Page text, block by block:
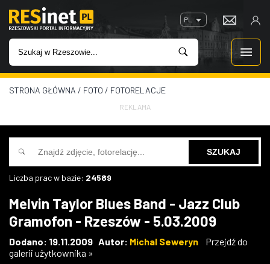
PL
WIADOMOŚCI
INWESTYCJE
IMPREZY
W KINACH
GASTRONOMIA
STRONA GŁÓWNA / FOTO / FOTORELACJE
REKLAMA
Liczba prac w bazie: 24589
Melvin Taylor Blues Band - Jazz Club
Gramofon - Rzeszów - 5.03.2009
Dodano: 19.11.2009 Autor: Michal Seweryn
Przejdź do
galerii użytkownika »